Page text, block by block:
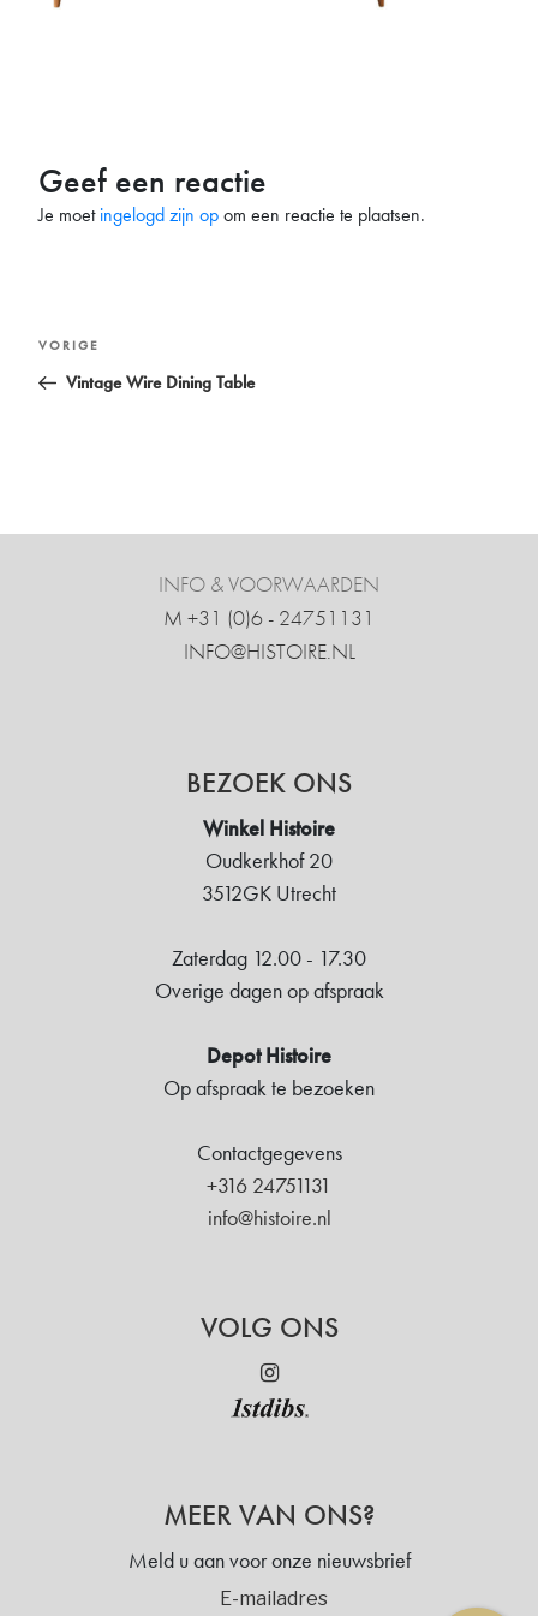
Geef een reactie
Je moetingelogd zijn opom een reactie te plaatsen.
Bericht
navigatie
Vorig
bericht
VORIGE
Vintage Wire Dining Table
INFO & VOORWAARDEN
M +31 ‍(0)6 - 24751131
INFO@HISTOIRE.NL
BEZOEK ONS
Winkel Histoire
Oudkerkhof 20
3512GK Utrecht
Zaterdag 12.00 - 17.30
Overige dagen op afspraak
Depot Histoire
Op afspraak te bezoeken
Contactgegevens
+316 24751131
info@histoire.nl
VOLG ONS
MEER VAN ONS?
Meld u aan voor onze nieuwsbrief